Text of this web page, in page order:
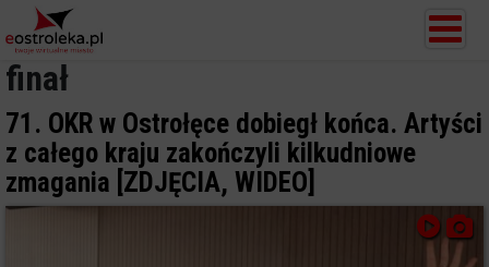
finał
71. OKR w Ostrołęce dobiegł końca. Artyści
z całego kraju zakończyli kilkudniowe
zmagania [ZDJĘCIA, WIDEO]